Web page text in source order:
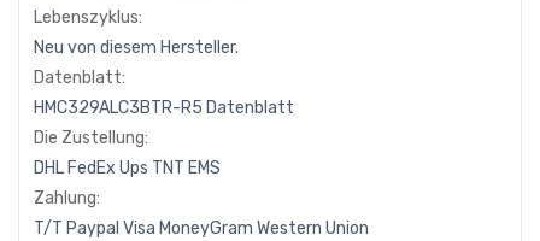
Lebenszyklus:
Neu von diesem Hersteller.
Datenblatt:
HMC329ALC3BTR-R5 Datenblatt
Die Zustellung:
DHL FedEx Ups TNT EMS
Zahlung:
T/T Paypal Visa MoneyGram Western Union